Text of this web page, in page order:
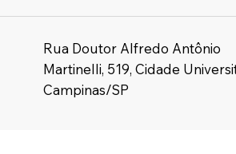
Rua Doutor Alfredo Antônio
Martinelli, 519, Cidade
Campinas/SP